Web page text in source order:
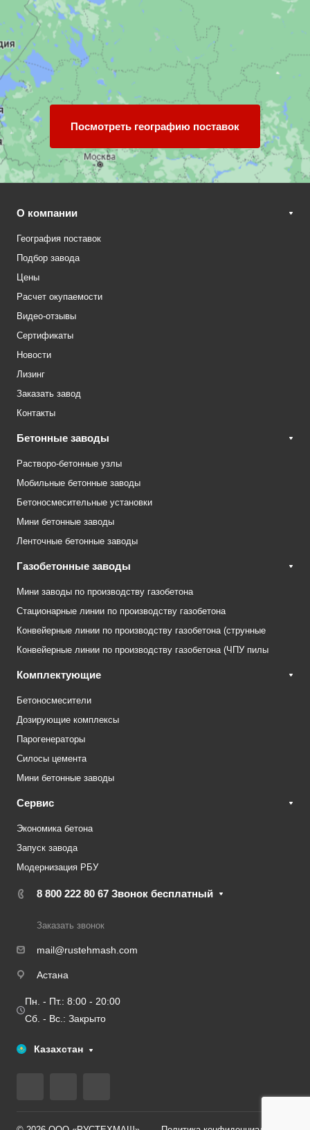
Посмотреть географию поставок
О компании
География поставок
Подбор завода
Цены
Расчет окупаемости
Видео-отзывы
Сертификаты
Новости
Лизинг
Заказать завод
Контакты
Бетонные заводы
Растворо-бетонные узлы
Мобильные бетонные заводы
Бетоносмесительные установки
Мини бетонные заводы
Ленточные бетонные заводы
Газобетонные заводы
Мини заводы по производству газобетона
Стационарные линии по производству газобетона
Конвейерные линии по производству газобетона (струнные
Конвейерные линии по производству газобетона (ЧПУ пилы
Комплектующие
Бетоносмесители
Дозирующие комплексы
Парогенераторы
Силосы цемента
Мини бетонные заводы
Сервис
Экономика бетона
Запуск завода
Модернизация РБУ
8 800 222 80 67 Звонок бесплатный
Заказать звонок
mail@rustehmash.com
Астана
Пн. - Пт.: 8:00 - 20:00
Сб. - Вс.: Закрыто
Казахстан